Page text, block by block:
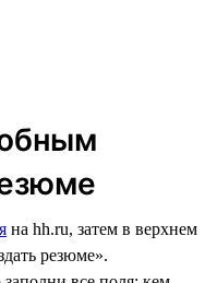
на hh.ru, затем в верхнем
резюме».